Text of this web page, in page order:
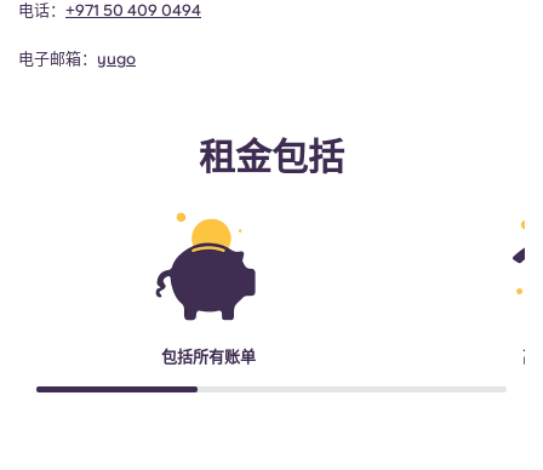
电话： +971 50 409 0494
电子邮箱： yugo
租金包括
包括所有账单 高